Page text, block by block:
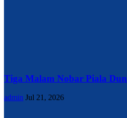
Tiga Malam Nobar Piala
admin Jul 21, 2026